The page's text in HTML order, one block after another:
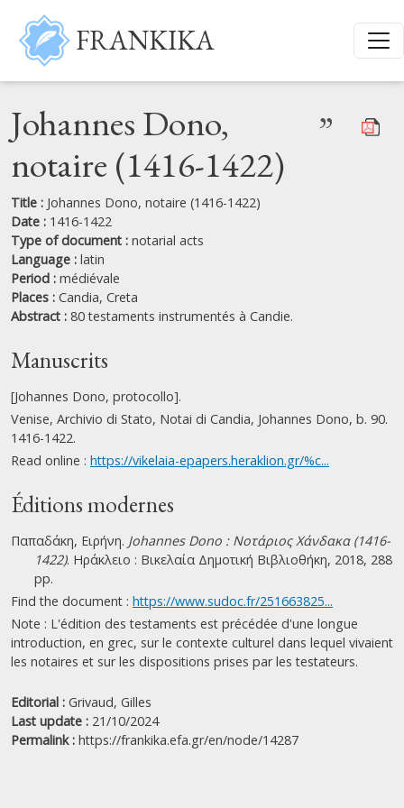
Skip to main content
FRANKIKA
Johannes Dono,
notaire (1416-1422)
”
Title : Johannes Dono, notaire (1416-1422)
Date : 1416-1422
Type of document : notarial acts
Language : latin
Period : médiévale
Places : Candia, Creta
Abstract : 80 testaments instrumentés à Candie.
Manuscrits
[Johannes Dono, protocollo].
Venise, Archivio di Stato, Notai di Candia, Johannes Dono, b. 90.
1416-1422.
Read online : https://vikelaia-epapers.heraklion.gr/%c...
Éditions modernes
Παπαδάκη, Ειρήνη. Johannes Dono : Νοτάριος Χάνδακα (1416-
1422). Ηράκλειο : Βικελαία Δημοτική Βιβλιοθήκη, 2018, 288
pp.
Find the document : https://www.sudoc.fr/251663825...
Note : L'édition des testaments est précédée d'une longue
introduction, en grec, sur le contexte culturel dans lequel vivaient
les notaires et sur les dispositions prises par les testateurs.
Editorial : Grivaud, Gilles
Last update : 21/10/2024
Permalink : https://frankika.efa.gr/en/node/14287